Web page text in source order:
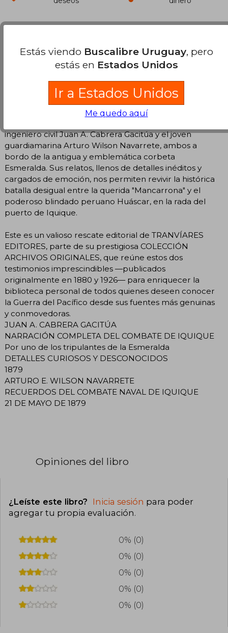
combate naval de Iquique. 21 de Mayo
1879"
transportan al corazón del legendario Combate Naval
de Iquique, ocurrido el 21 de mayo de 1879.
ingeniero civil Juan A. Cabrera Gacitúa y el joven
guardiamarina Arturo Wilson Navarrete, ambos a
bordo de la antigua y emblemática corbeta
Esmeralda. Sus relatos, llenos de detalles inéditos y
cargados de emoción, nos permiten revivir la histórica
batalla desigual entre la querida "Mancarrona" y el
poderoso blindado peruano Huáscar, en la rada del
puerto de Iquique.
Este es un valioso rescate editorial de TRANVÍARES
EDITORES, parte de su prestigiosa COLECCIÓN
ARCHIVOS ORIGINALES, que reúne estos dos
testimonios imprescindibles —publicados
originalmente en 1880 y 1926— para enriquecer la
biblioteca personal de todos quienes deseen conocer
la Guerra del Pacífico desde sus fuentes más genuinas
y conmovedoras.
JUAN A. CABRERA GACITÚA
NARRACIÓN COMPLETA DEL COMBATE DE IQUIQUE
Por uno de los tripulantes de la Esmeralda
DETALLES CURIOSOS Y DESCONOCIDOS
1879
ARTURO E. WILSON NAVARRETE
RECUERDOS DEL COMBATE NAVAL DE IQUIQUE
21 DE MAYO DE 1879
Opiniones del libro
¿Leíste este libro? Inicia sesión para poder
agregar tu propia evaluación.
0% (0)
0% (0)
0% (0)
0% (0)
0% (0)
Estás viendo Buscalibre Uruguay, pero
estás en Estados Unidos
Ir a Estados Unidos
Me quedo aquí